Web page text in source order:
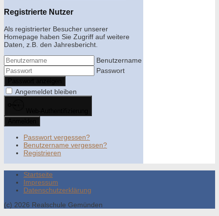
Registrierte Nutzer
Als registrierter Besucher unserer
Homepage haben Sie Zugriff auf weitere
Daten, z.B. den Jahresbericht.
Benutzername
Passwort
Angemeldet bleiben
Passwort vergessen?
Benutzername vergessen?
Registrieren
Startseite
Impressum
Datenschutzerklärung
(c) 2026 Realschule Gemünden